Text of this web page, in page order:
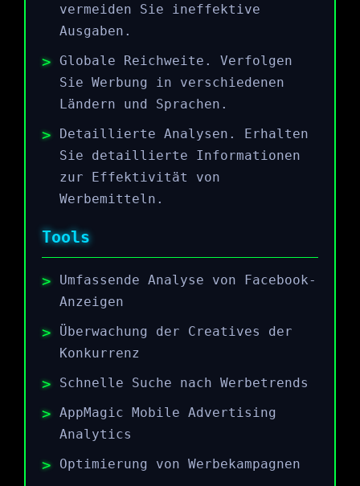
vermeiden Sie ineffektive
Ausgaben.
Globale Reichweite. Verfolgen
Sie Werbung in verschiedenen
Ländern und Sprachen.
Detaillierte Analysen. Erhalten
Sie detaillierte Informationen
zur Effektivität von
Werbemitteln.
Tools
Umfassende Analyse von Facebook-
Anzeigen
Überwachung der Creatives der
Konkurrenz
Schnelle Suche nach Werbetrends
AppMagic Mobile Advertising
Analytics
Optimierung von Werbekampagnen